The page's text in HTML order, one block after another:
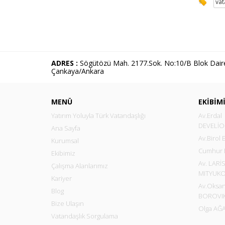
ADRES : Sögütözü Mah. 2177.Sok. No:10/B Blok
Çankaya/Ankara
MENÜ
Yatırım Yoluyla Türk Vatandaşlığı
Ana Sayfa
Kurumsal
Ekibimiz
Çalışma Alanlarımız
Kariyer
Blog
Bize Ulaşın
Vatandaşlık Sorgulama
Av.Erdal
Av.Birol
Cumhur
Av.
Olga